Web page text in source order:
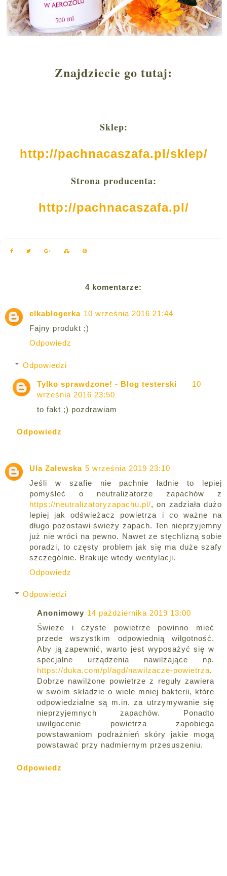
Znajdziecie go tutaj:
Sklep:
http://pachnacaszafa.pl/sklep/
Strona producenta:
http://pachnacaszafa.pl/
4 komentarze:
elkablogerka 10 września 2016 21:44
Fajny produkt ;)
Odpowiedz
Odpowiedzi
Tylko sprawdzone! - Blog testerski
10
września 2016 23:50
to fakt ;) pozdrawiam
Odpowiedz
Ula Zalewska 5 września 2019 23:10
Jeśli w szafie nie pachnie ładnie to lepiej
pomyśleć o neutralizatorze zapachów z
https://neutralizatoryzapachu.pl/, on zadziała dużo
lepiej jak odświeżacz powietrza i co ważne na
długo pozostawi świeży zapach. Ten nieprzyjemny
już nie wróci na pewno. Nawet ze stęchlizną sobie
poradzi, to częsty problem jak się ma duże szafy
szczególnie. Brakuje wtedy wentylacji.
Odpowiedz
Odpowiedzi
Anonimowy 14 października 2019 13:00
Świeże i czyste powietrze powinno mieć
przede wszystkim odpowiednią wilgotność.
Aby ją zapewnić, warto jest wyposażyć się w
specjalne urządzenia nawilżające np.
https://duka.com/pl/agd/nawilzacze-powietrza.
Dobrze nawilżone powietrze z reguły zawiera
w swoim składzie o wiele mniej bakterii, które
odpowiedzialne są m.in. za utrzymywanie się
nieprzyjemnych zapachów. Ponadto
uwilgocenie powietrza zapobiega
powstawaniom podrażnień skóry jakie mogą
powstawać przy nadmiernym przesuszeniu.
Odpowiedz